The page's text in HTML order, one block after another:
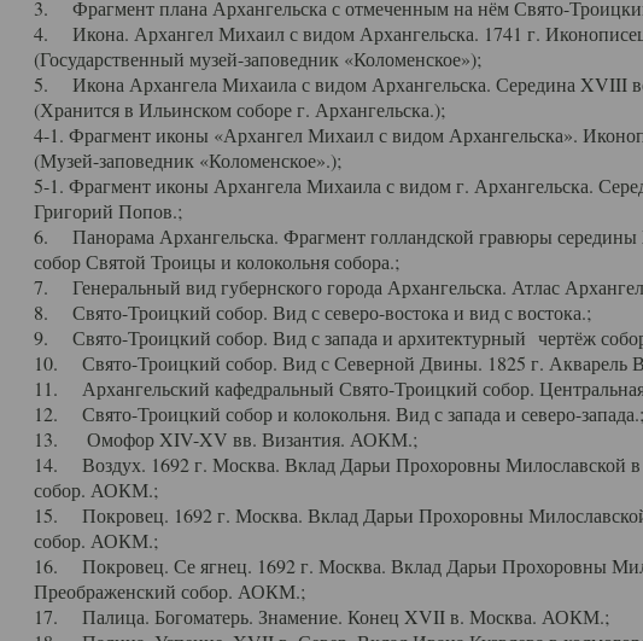
3. Фрагмент плана Архангельска с отмеченным на нём Свято-
4. Икона. Архангел Михаил с видом Архангельска. 1741 г.
(Государственный музей-заповедник «Коломенское»);
5. Икона Архангела Михаила с видом Архангельска. Середина XVIII
(Хранится в Ильинском соборе г. Архангельска.);
4-1. Фрагмент иконы «Архангел Михаил с видом Архангельска».
(Музей-заповедник «Коломенское».);
5-1. Фрагмент иконы Архангела Михаила с видом г. Архангельска.
Григорий Попов.;
6. Панорама Архангельска. Фрагмент голландской гравюры
собор Святой Троицы и колокольня собора.;
7. Генеральный вид губернского города Архангельска. Атлас
8. Свято-Троицкий собор. Вид с северо-востока и вид с востока.;
9. Свято-Троицкий собор. Вид с запада и архитектурный чертёж
10. Свято-Троицкий собор. Вид с Северной Двины. 1825 г. Акварель
11. Архангельский кафедральный Свято-Троицкий собор. Центральная
12. Свято-Троицкий собор и колокольня. Вид с запада и северо-запада.;
13. Омофор XIV-XV вв. Византия. АОКМ.;
14. Воздух. 1692 г. Москва. Вклад Дарьи Прохоровны Милославской
собор. АОКМ.;
15. Покровец. 1692 г. Москва. Вклад Дарьи Прохоровны
собор. АОКМ.;
16. Покровец. Се ягнец. 1692 г. Москва. Вклад Дарьи Прохоровны
Преображенский собор. АОКМ.;
17. Палица. Богоматерь. Знамение. Конец XVII в. Москва. АОКМ.;